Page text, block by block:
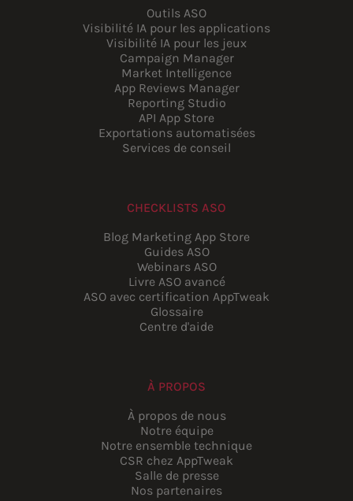
Outils ASO
Visibilité IA pour les applications
Visibilité IA pour les jeux
Campaign Manager
Market Intelligence
App Reviews Manager
Reporting Studio
API App Store
Exportations automatisées
Services de conseil
CHECKLISTS ASO
Blog Marketing App Store
Guides ASO
Webinars ASO
Livre ASO avancé
ASO avec certification AppTweak
Glossaire
Centre d'aide
À PROPOS
À propos de nous
Notre équipe
Notre ensemble technique
CSR chez AppTweak
Salle de presse
Nos partenaires